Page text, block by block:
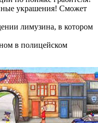
украшения! Сможет
лимузина, в котором
в полицейском